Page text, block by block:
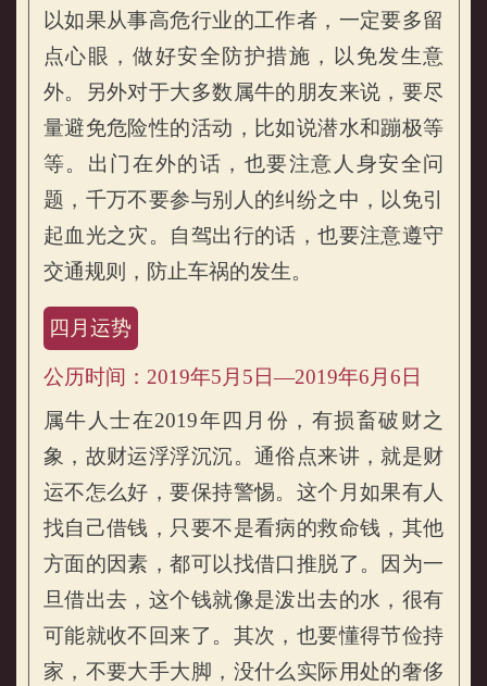
以如果从事高危行业的工作者，一定要多留
点心眼，做好安全防护措施，以免发生意
外。另外对于大多数属牛的朋友来说，要尽
量避免危险性的活动，比如说潜水和蹦极等
等。出门在外的话，也要注意人身安全问
题，千万不要参与别人的纠纷之中，以免引
起血光之灾。自驾出行的话，也要注意遵守
交通规则，防止车祸的发生。
四月运势
公历时间：2019年5月5日—2019年6月6日
属牛人士在2019年四月份，有损畜破财之
象，故财运浮浮沉沉。通俗点来讲，就是财
运不怎么好，要保持警惕。这个月如果有人
找自己借钱，只要不是看病的救命钱，其他
方面的因素，都可以找借口推脱了。因为一
旦借出去，这个钱就像是泼出去的水，很有
可能就收不回来了。其次，也要懂得节俭持
家，不要大手大脚，没什么实际用处的奢侈